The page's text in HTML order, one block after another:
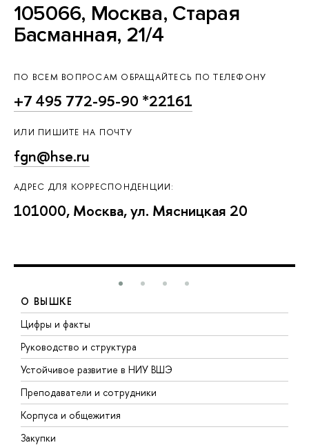
105066, Москва, Старая
Басманная, 21/4
ПО ВСЕМ ВОПРОСАМ ОБРАЩАЙТЕСЬ ПО ТЕЛЕФОНУ
+7 495 772-95-90 *22161
ИЛИ ПИШИТЕ НА ПОЧТУ
fgn@hse.ru
АДРЕС ДЛЯ КОРРЕСПОНДЕНЦИИ:
101000, Москва, ул. Мясницкая 20
О ВЫШКЕ
Цифры и факты
Руководство и структура
Устойчивое развитие в НИУ ВШЭ
Преподаватели и сотрудники
Корпуса и общежития
Закупки